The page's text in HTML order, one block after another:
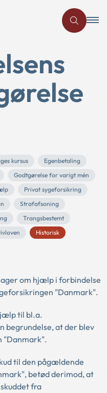
kursus
Egenbetaling
Godtgørelse for varigt mén
Privat sygeforsikring
Strafafsoning
Trangsbestemt
Historisk
om hjælp i forbindelse
"Danmark".
til bl.a.
begrundelse, at der blev
"Danmark".
til den pågældende
betød derimod, at
fra